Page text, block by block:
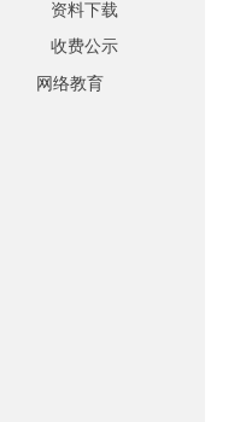
资料下载
收费公示
网络教育